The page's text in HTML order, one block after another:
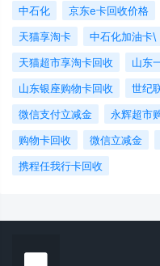
中石化
京东e卡回收价格
天猫享淘卡
中石化加油卡\
天猫超市享淘卡回收
山东
山东银座购物卡回收
世纪
微信支付立减金
永辉超市
购物卡回收
微信立减金
携程任我行卡回收